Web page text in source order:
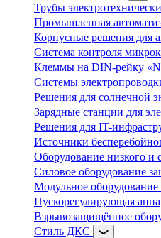
Трубы
Промышленная
Корпусные решения для
Система контроля
Клеммы на DIN-рейку
Системы
Решения для солнечной
Зарядные станции для
Решения для IT-
Источники
Оборудование низкого и
Силовое оборудование
Модульное оборудование
Пускорегулирующая
Взрывозащищённое
Стиль ДКС